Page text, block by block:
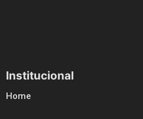
Institucional
Home